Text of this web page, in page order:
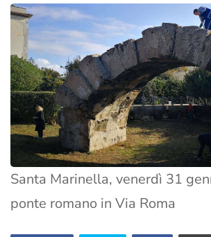
Santa Marinella, venerdì 31
ponte romano in Via Roma